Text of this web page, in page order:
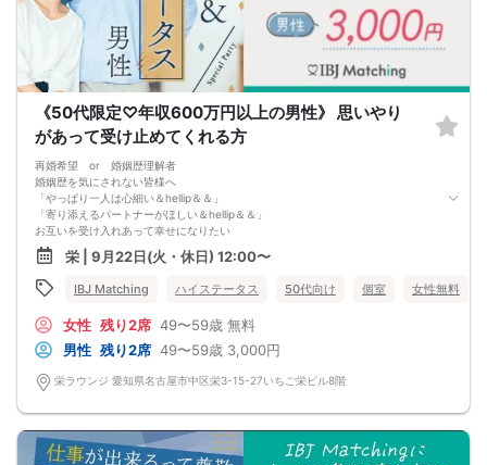
《50代限定♡年収600万円以上の男性》 思いやり
があって受け止めてくれる方
再婚希望 or 婚姻歴理解者
婚姻歴を気にされない皆様へ
「やっぱり一人は心細い＆hellip＆＆」
「寄り添えるパートナーがほしい＆hellip＆＆」
お互いを受け入れあって幸せになりたい
だからこそ守りたい約束♡
①思いやりをもって接する
②隠し事やうそをつかない
③相手の話をきちんと聞く
この先の人生の新たなパートナーに出逢いたい。
栄 | 9月22日(火・休日) 12:00〜
IBJ Matching ハイステータス 50代向け 個室 女性無料
女性 残り2席 49〜59歳 無料
男性 残り2席 49〜59歳 3,000円
栄ラウンジ 愛知県名古屋市中区栄3-15-27いちご栄ビル8階